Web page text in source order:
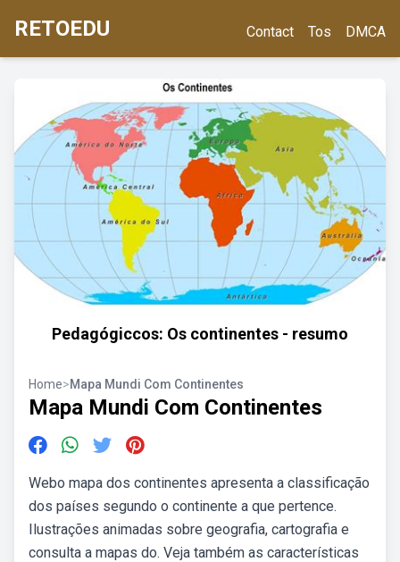
RETOEDU Contact Tos DMCA
Pedagógiccos: Os continentes - resumo
Home>Mapa Mundi Com Continentes
Mapa Mundi Com Continentes
Webo mapa dos continentes apresenta a classificação
dos países segundo o continente a que pertence.
Ilustrações animadas sobre geografia, cartografia e
consulta a mapas do. Veja também as características